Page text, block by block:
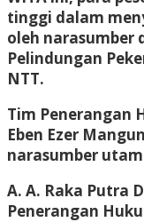
tinggi dalam
oleh narasumber
Pelindungan
NTT.
Tim Penerangan
Eben Ezer
narasumber
A. A. Raka Putra
Penerangan